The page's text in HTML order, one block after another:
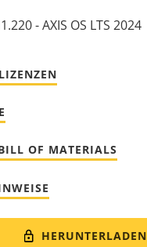
- AXIS OS LTS 2024
OF MATERIALS
HERUNTERLADEN